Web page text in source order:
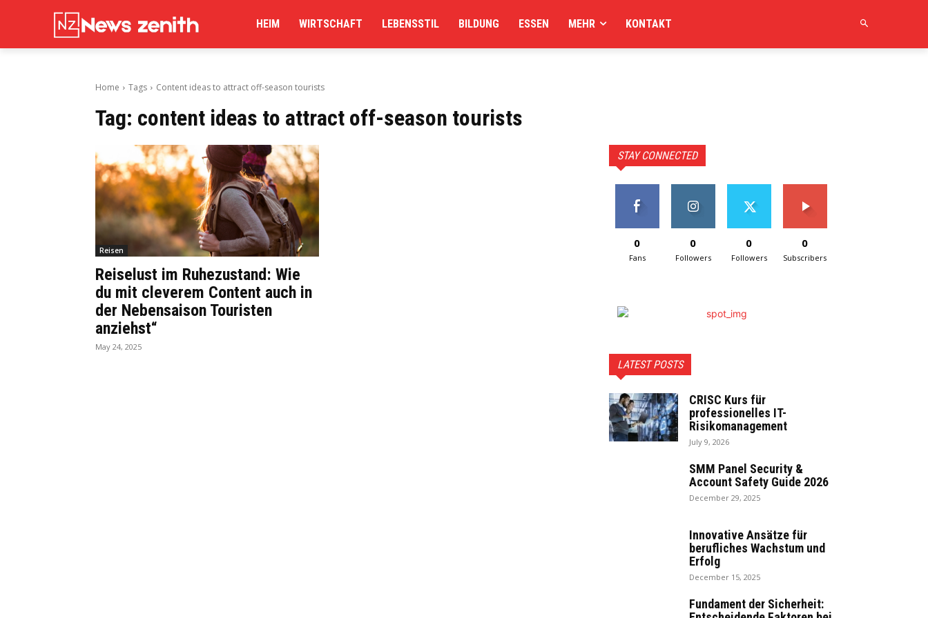
HEIM WIRTSCHAFT LEBENSSTIL BILDUNG ESSEN MEHR KONTAKT
Home Tags Content ideas to attract off-season tourists
Tag: content ideas to attract off-season tourists
Reisen
Reiselust im Ruhezustand: Wie
du mit cleverem Content auch in
der Nebensaison Touristen
anziehst“
May 24, 2025
STAY CONNECTED
0
Fans
0
Followers
0
Followers
0
Subscribers
LATEST POSTS
CRISC Kurs für
professionelles IT-
Risikomanagement
July 9, 2026
SMM Panel Security &
Account Safety Guide 2026
December 29, 2025
Innovative Ansätze für
berufliches Wachstum und
Erfolg
December 15, 2025
Fundament der Sicherheit: